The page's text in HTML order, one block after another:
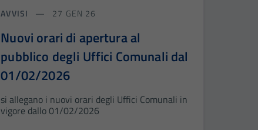
AVVISI 27 GEN 26
Nuovi orari di apertura al
pubblico degli Uffici Comunali dal
01/02/2026
si allegano i nuovi orari degli Uffici Comunali in
vigore dallo 01/02/2026